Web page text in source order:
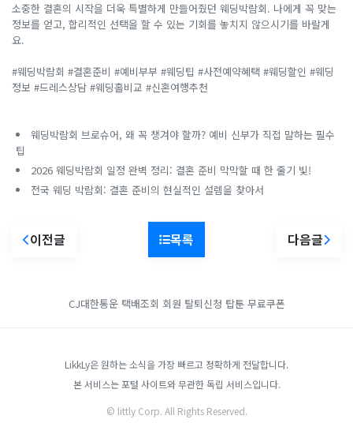
소중한 결혼의 시작을 더욱 특별하게 만들어줬던 웨딩박람회. 나에게 꼭 맞는
정보를 얻고, 합리적인 선택을 할 수 있는 기회를 놓치지 않으시기를 바랄게
요.
#웨딩박람회 #결혼준비 #예비부부 #웨딩팁 #사전예약혜택 #웨딩할인 #웨딩
정보 #드레스상담 #웨딩홀비교 #신혼여행추천
웨딩박람회 브로슈어, 왜 꼭 챙겨야 할까? 예비 신부가 직접 말하는 필수
팁
2026 웨딩박람회 일정 완벽 정리: 결혼 준비 막막할 때 한 줄기 빛!
전국 웨딩 박람회: 결혼 준비의 현실적인 설렘을 찾아서
이전글 목록 다음글
CJ대한통운 택배조회 회원 탈퇴신청 탑툰 무료쿠폰
LikkLy은 원하는 소식을 가장 빠르고 정확하게 전달합니다.
본 서비스는 포털 사이트와 무관한 독립 서비스입니다.
© littly Corp. All Rights Reserved.